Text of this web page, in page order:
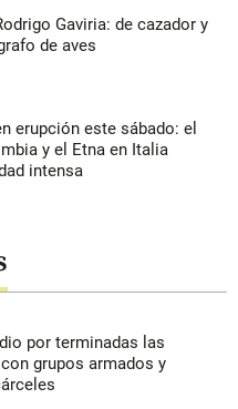
Gaviria: de cazador y
de aves
erupción este sábado: el
y el Etna en Italia
intensa
por terminadas las
grupos armados y